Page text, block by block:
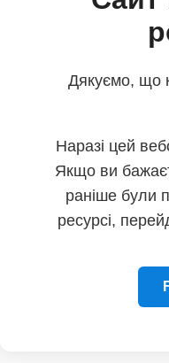
Дякуємо, що
Наразі цей
Якщо ви
раніше були
ресурсі,